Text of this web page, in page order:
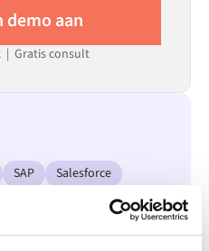
demo aan
| Gratis consult
SAP
Salesforce